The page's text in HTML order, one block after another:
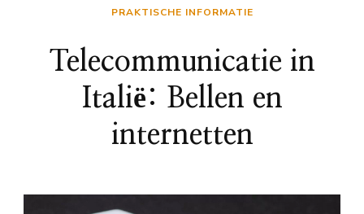
PRAKTISCHE INFORMATIE
Telecommunicatie in
Italië: Bellen en
internetten